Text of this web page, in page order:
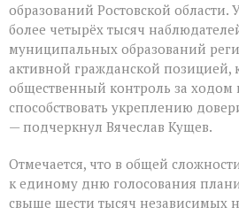
образований Ростовской области.
более четырёх тысяч
муниципальных образований
активной гражданской позицией,
общественный контроль за ходом
способствовать укреплению
— подчеркнул Вячеслав Кущев.
Отмечается, что в общей
к единому дню голосования
свыше шести тысяч независимых